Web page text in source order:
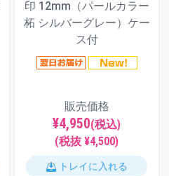
印 12mm（パールカラー
柘 シルバーグレー）ケー
ス付
販売価格
¥4,950(税込)
(税抜 ¥4,500)
トレイに入れる